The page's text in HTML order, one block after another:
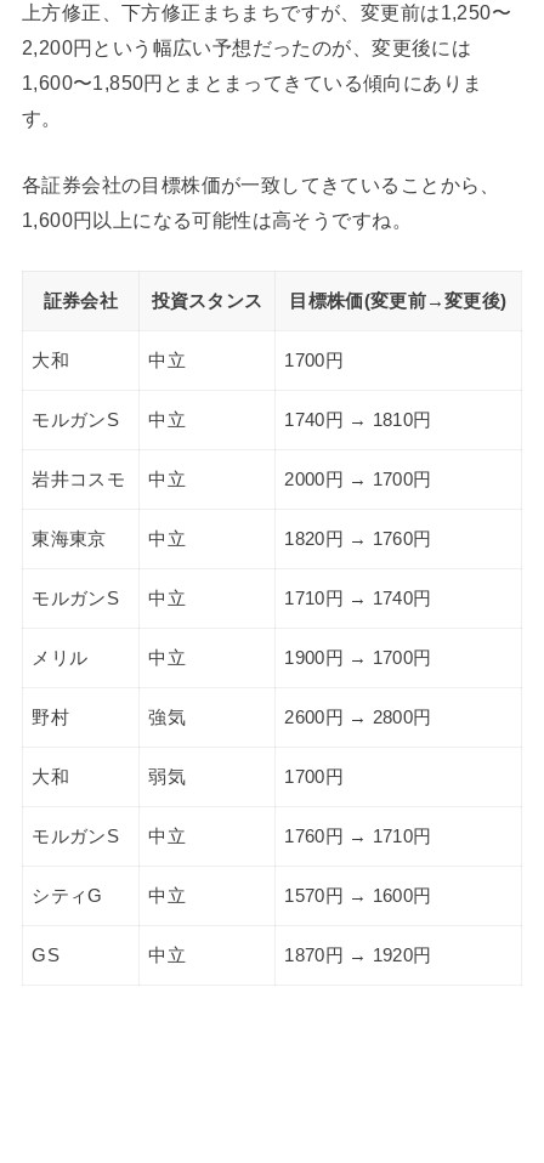
上方修正、下方修正まちまちですが、変更前は1,250〜
2,200円という幅広い予想だったのが、変更後には
1,600〜1,850円とまとまってきている傾向にありま
す。
各証券会社の目標株価が一致してきていることから、
1,600円以上になる可能性は高そうですね。
証券会社 投資スタンス 目標株価(変更前→変更後)
大和 中立 1700円
モルガンS 中立 1740円 → 1810円
岩井コスモ 中立 2000円 → 1700円
東海東京 中立 1820円 → 1760円
モルガンS 中立 1710円 → 1740円
メリル 中立 1900円 → 1700円
野村 強気 2600円 → 2800円
大和 弱気 1700円
モルガンS 中立 1760円 → 1710円
シティG 中立 1570円 → 1600円
GS 中立 1870円 → 1920円